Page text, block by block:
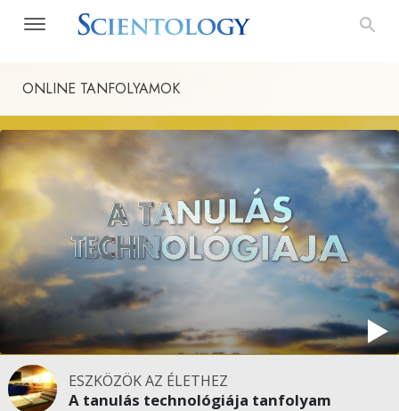
ONLINE TANFOLYAMOK
ESZKÖZÖK AZ ÉLETHEZ
A tanulás technológiája tanfolyam